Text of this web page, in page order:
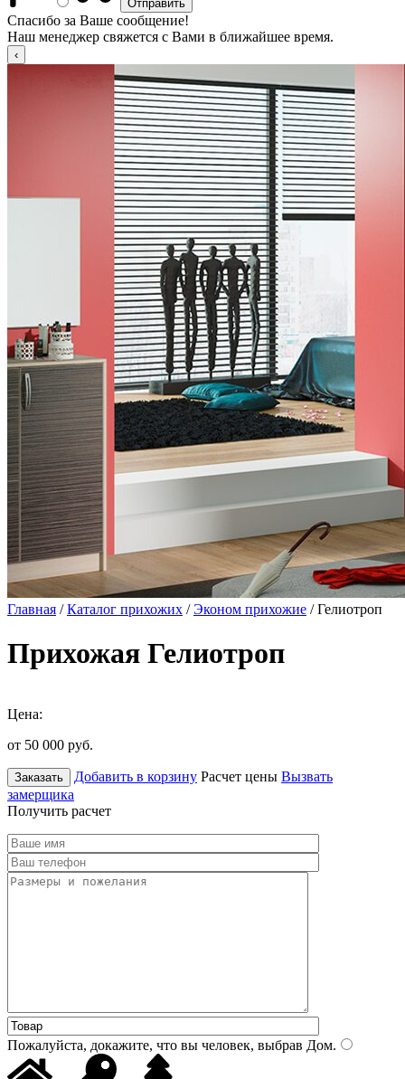
Спасибо за Ваше сообщение!
Наш менеджер свяжется с Вами в ближайшее время.
Главная /Каталог прихожих /Эконом прихожие / Гелиотроп
Прихожая Гелиотроп
Цена:
от 50 000 руб.
Заказать Добавить в корзину Расчет цены Вызвать
замерщика
Получить расчет
Пожалуйста, докажите, что вы человек, выбрав Дом.